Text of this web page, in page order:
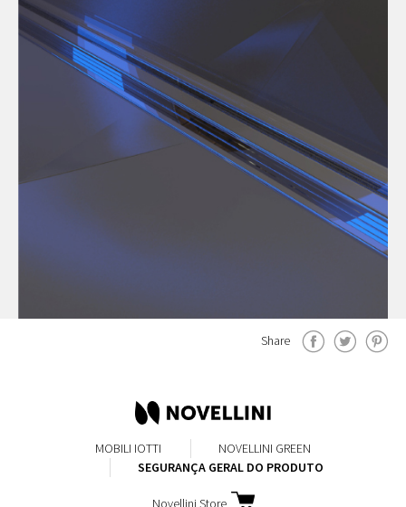
Share
MOBILI IOTTI
NOVELLINI GREEN
SEGURANÇA GERAL DO PRODUTO
Novellini Store